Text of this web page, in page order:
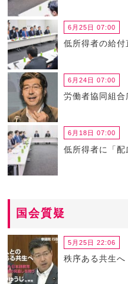
6月25日 07:00
低所得者の給付
6月24日 07:00
労働者協同組合
6月18日 07:00
低所得者に「配
国会質疑
5月25日 22:06
秩序ある共生